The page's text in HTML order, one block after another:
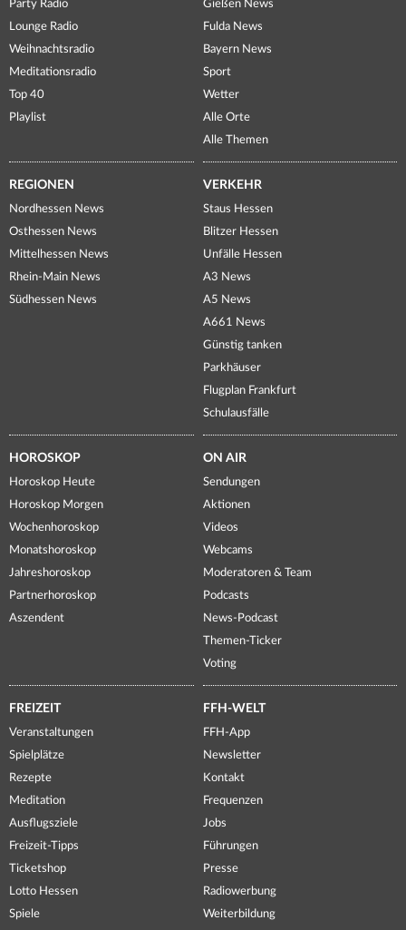
Party Radio
Lounge Radio
Weihnachtsradio
Meditationsradio
Top 40
Playlist
Gießen News
Fulda News
Bayern News
Sport
Wetter
Alle Orte
Alle Themen
REGIONEN
Nordhessen News
Osthessen News
Mittelhessen News
Rhein-Main News
Südhessen News
VERKEHR
Staus Hessen
Blitzer Hessen
Unfälle Hessen
A3 News
A5 News
A661 News
Günstig tanken
Parkhäuser
Flugplan Frankfurt
Schulausfälle
HOROSKOP
Horoskop Heute
Horoskop Morgen
Wochenhoroskop
Monatshoroskop
Jahreshoroskop
Partnerhoroskop
Aszendent
ON AIR
Sendungen
Aktionen
Videos
Webcams
Moderatoren & Team
Podcasts
News-Podcast
Themen-Ticker
Voting
FREIZEIT
Veranstaltungen
Spielplätze
Rezepte
Meditation
Ausflugsziele
Freizeit-Tipps
Ticketshop
Lotto Hessen
Spiele
FFH-WELT
FFH-App
Newsletter
Kontakt
Frequenzen
Jobs
Führungen
Presse
Radiowerbung
Weiterbildung